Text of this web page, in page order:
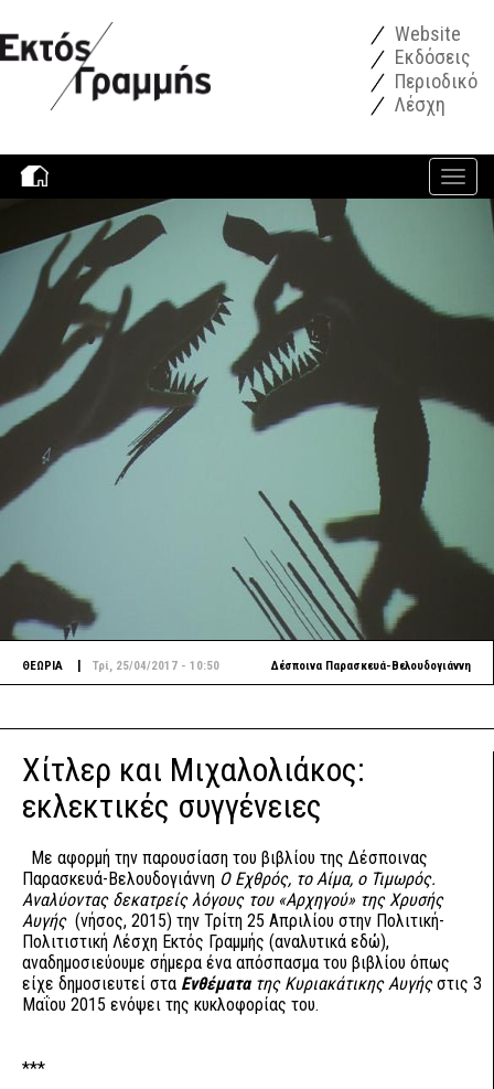
Website
Εκδόσεις
Περιοδικό
Λέσχη
Toggle
ΘΕΩΡΙΑ Τρί, 25/04/2017 - 10:50 Δέσποινα Παρασκευά-Βελουδογιάννη
Χίτλερ και Μιχαλολιάκος:
εκλεκτικές συγγένειες
Με αφορμή την παρουσίαση του βιβλίου της Δέσποινας
Παρασκευά-Βελουδογιάννη Ο Εχθρός, το Αίμα, ο Τιμωρός.
Αναλύοντας δεκατρείς λόγους του «Αρχηγού» της Χρυσής
Αυγής(νήσος, 2015) την Τρίτη 25 Απριλίου στην Πολιτική-
Πολιτιστική Λέσχη Εκτός Γραμμής (αναλυτικά εδώ),
αναδημοσιεύουμε σήμερα ένα απόσπασμα του βιβλίου όπως
είχε δημοσιευτεί στα Ενθέματατης Κυριακάτικης Αυγήςστις 3
Μαΐου 2015 ενόψει της κυκλοφορίας του.
***